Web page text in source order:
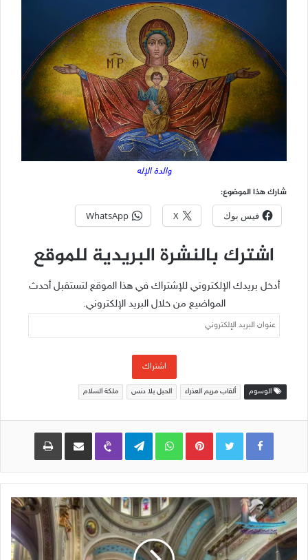
والدة الإله
شارك هذا الموضوع:
فيس بوك X
WhatsApp
اشترك بالنشرة البريدية للموقع
أدخل بريدك الإلكتروني للإشتراك في هذا الموقع لتستقبل أحدث
المواضيع من خلال البريد الإلكتروني.
عنوان
البريد
اشتراك
الوسوم ألقاب مريم العذراء الحبل بلا دنس ملكة السلام
Pinterest
WhatsApp
Telegram
Viber مشاركة عبر البريد طباعة